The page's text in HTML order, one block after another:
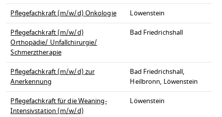
Pflegefachkraft (m/w/d) Onkologie
Löwenstein
Pflegefachkraft (m/w/d)
Orthopädie/ Unfallchirurgie/
Schmerztherapie
Bad Friedrichshall
Pflegefachkraft (m/w/d) zur
Anerkennung
Bad Friedrichshall,
Heilbronn, Löwenstein
Pflegefachkraft für die Weaning-
Intensivstation (m/w/d)
Löwenstein